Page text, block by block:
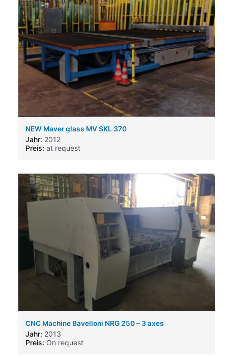
NEW Maver glass MV SKL 370
Jahr: 2012
Preis: at request
CNC Machine Bavelloni NRG 250 – 3 axes
Jahr: 2013
Preis: On request